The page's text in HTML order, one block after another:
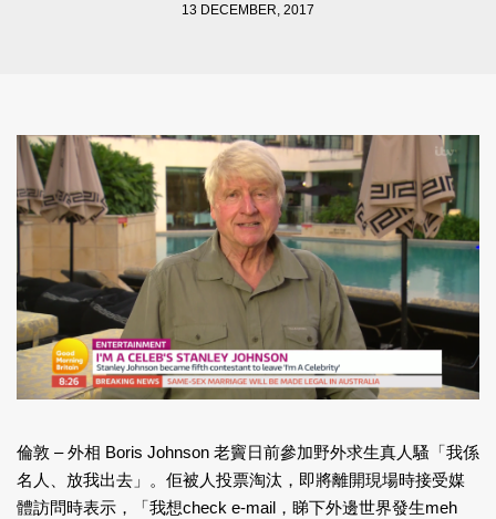
13 DECEMBER, 2017
倫敦 – 外相 Boris Johnson 老竇日前參加野外求生真人騷「我係
名人、放我出去」。佢被人投票淘汰，即將離開現場時接受媒
體訪問時表示，「我想check e-mail，睇下外邊世界發生meh